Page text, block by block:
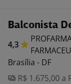
Balconista
4,3
Brasília - DF
R$ 1.675,00 a